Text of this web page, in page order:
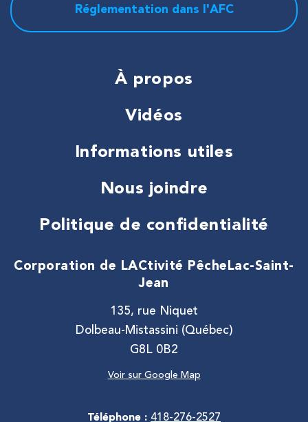
Réglementation dans l'AFC
À propos
Vidéos
Informations utiles
Nous joindre
Politique de confidentialité
Corporation de LACtivité Pêche Lac-Saint-
Jean
135, rue Niquet
Dolbeau-Mistassini (Québec)
G8L 0B2
Voir sur Google Map
Téléphone : 418-276-2527